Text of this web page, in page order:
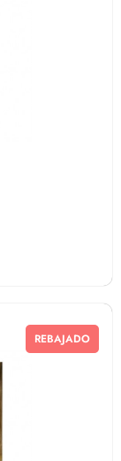
REBAJADO